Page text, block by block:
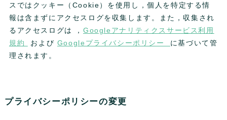
スではクッキー（Cookie）を使用し，個人を特定する情
報は含まずにアクセスログを収集します。また，収集され
るアクセスログは ，Googleアナリティクスサービス利用
規約
および Googleプライバシーポリシー に基づいて管
理されます。
プライバシーポリシーの変更